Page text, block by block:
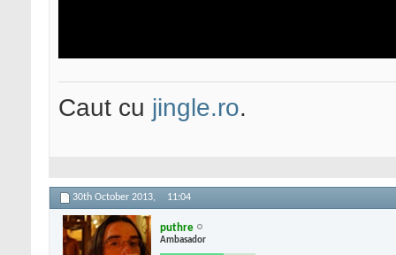
Caut cu jingle.ro.
30th October 2013, 11:04
puthre
Ambasador